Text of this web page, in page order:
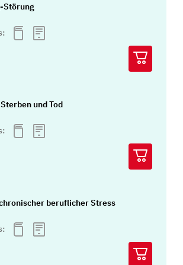
Störung
und Tod
beruflicher Stress